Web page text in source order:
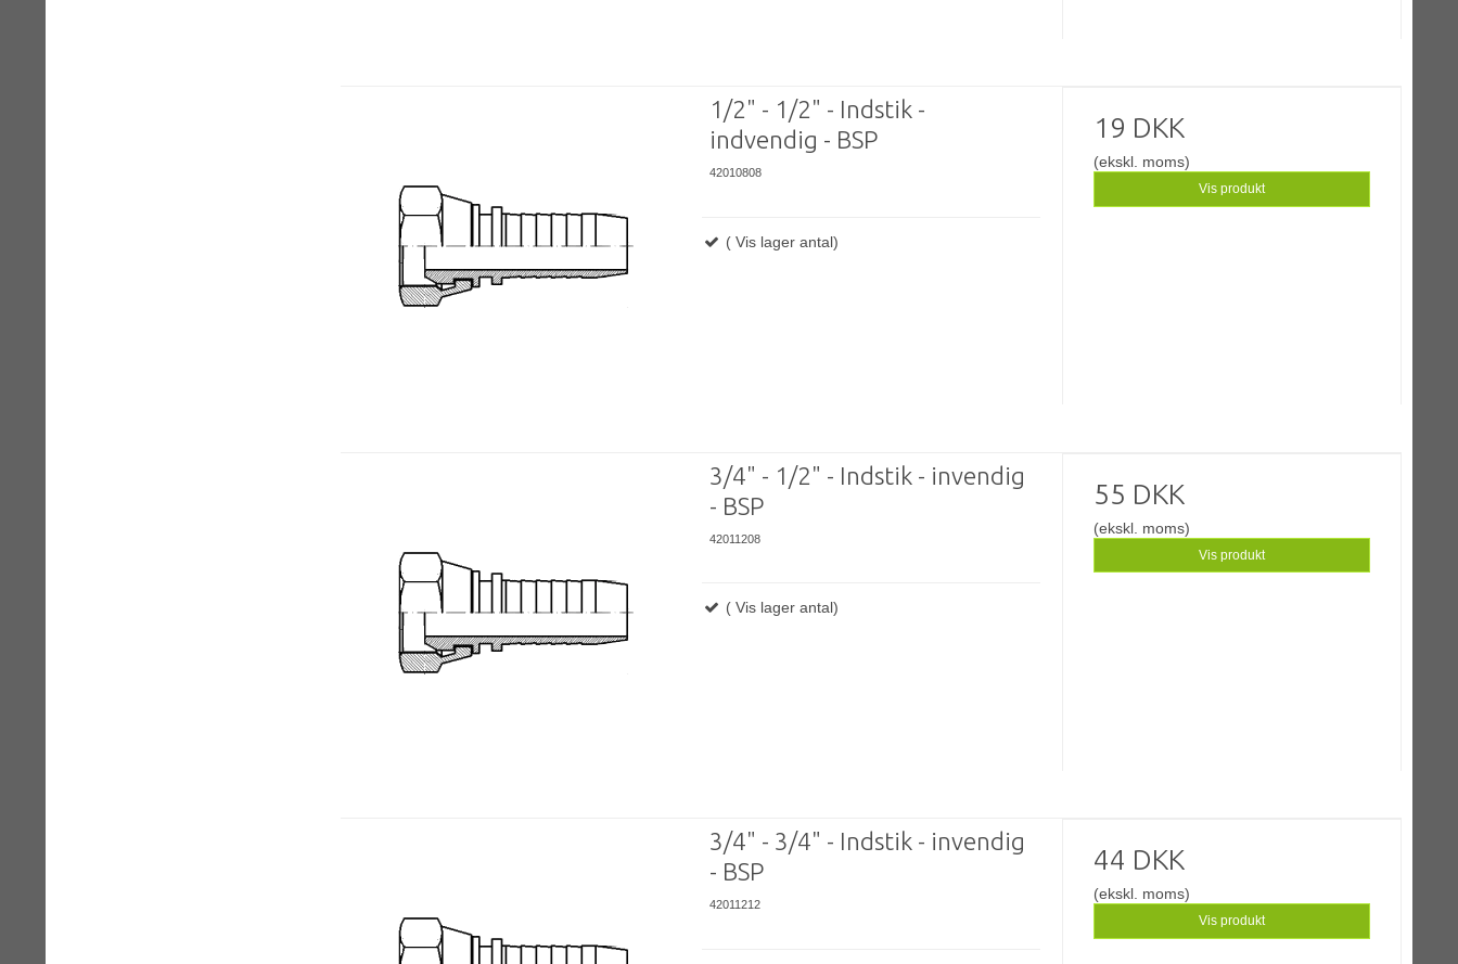
1/2" - 1/2" - Indstik -
indvendig - BSP
42010808
( Vis lager antal)
19 DKK
(ekskl. moms)
Vis produkt
3/4" - 1/2" - Indstik - invendig
- BSP
42011208
( Vis lager antal)
55 DKK
(ekskl. moms)
Vis produkt
3/4" - 3/4" - Indstik - invendig
- BSP
42011212
44 DKK
(ekskl. moms)
Vis produkt